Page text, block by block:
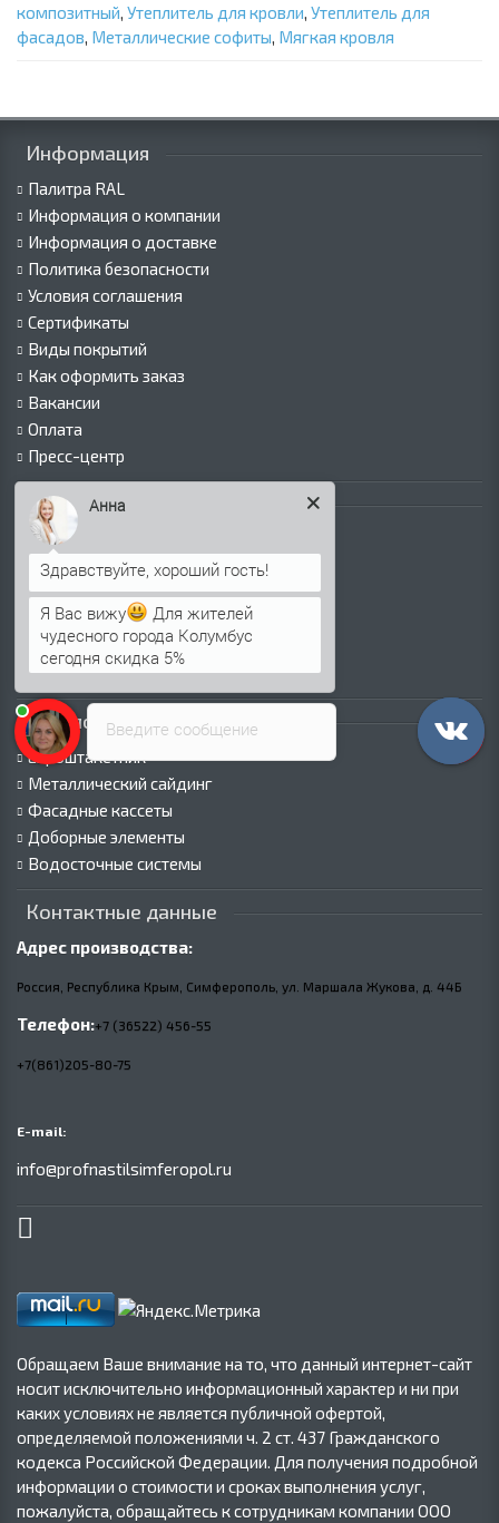
композитный, Утеплитель для кровли, Утеплитель для
фасадов, Металлические софиты, Мягкая кровля
Информация
Палитра RAL
Информация о компании
Информация о доставке
Политика безопасности
Условия соглашения
Сертификаты
Виды покрытий
Как оформить заказ
Вакансии
Оплата
Пресс-центр
Каталог продукции
Профнастил для крыши
Профнастил для забора
Стеновой профнастил
Кровельные сэндвич-панели
Стеновые сэндвич-панели
Металлочерепица
Каталог продукции
Евроштакетник
Металлический сайдинг
Фасадные кассеты
Доборные элементы
Водосточные системы
Контактные данные
Адрес производства:
Россия, Республика Крым, Симферополь, ул. Маршала Жукова, д. 44Б
Телефон:+7 (36522) 456-55
+7(861)205-80-75
E-mail:
info@profnastilsimferopol.ru
Обращаем Ваше внимание на то, что данный интернет-сайт
носит исключительно информационный характер и ни при
каких условиях не является публичной офертой,
определяемой положениями ч. 2 ст. 437 Гражданского
кодекса Российской Федерации. Для получения подробной
информации о стоимости и сроках выполнения услуг,
пожалуйста, обращайтесь к сотрудникам компании ООО
Введите сообщение
Анна
Я Вас вижу
Для жителей
чудесного города Колумбус
сегодня скидка 5%